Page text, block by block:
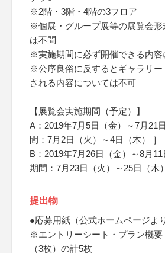
※2階・3階・4階の3フロア
※個展・グループ展等の展覧会形
は不問
※実施期間に必ず開催できる内容
※公序良俗に反するとギャラリー
される内容については不可
【展覧会実施期間（予定）】
A：2019年7月5日（金）～7月21
間：7月2日（火）～4日（木） ］
B：2019年7月26日（金）～8月
期間：7月23日（火）～25日（木
提出物
●応募用紙（公式ホームページよ
※エントリーシート・プラン概要
（3枚）の計5枚